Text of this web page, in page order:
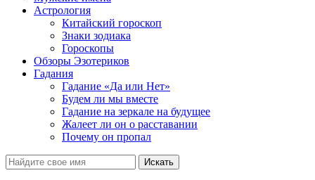
Астрология
Китайский гороскоп
Знаки зодиака
Гороскопы
Обзоры Эзотериков
Гадания
Гадание «Да или Нет»
Будем ли мы вместе
Гадание на зеркале на будущее
Жалеет ли он о расставании
Почему он пропал